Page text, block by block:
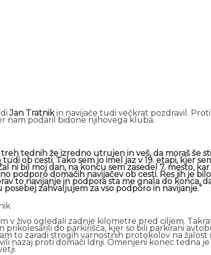
Jan Tratnikin navijače tudi večkrat pozdravil.
nam podaril bidone njihovega kluba.
treh tednih že izredno utrujen in veš, da moraš še
ob cesti. Tako sem jo imel jaz v 19. etapi, kjer
ni bil moj dan, na koncu sem zasedel 7. mesto,
podporo domačih navijačev ob cesti. Res jih je
to navijanje in podpora sta me gnala do konca,
posebej zahvaljujem za vso podporo in navijanje.”
v živo ogledali zadnje kilometre pred ciljem.
do parkirišča, kjer so bili parkirani
to zaradi strogih varnostnih protokolov na žalost
nazaj proti domači Idriji. Omenjeni konec tedna je